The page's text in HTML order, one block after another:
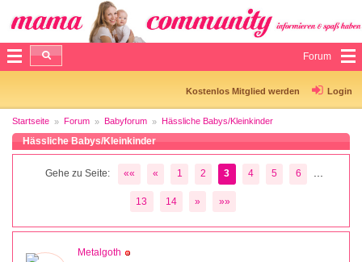
Forum
Kostenlos Mitglied werden Login
Startseite Forum Babyforum Hässliche Babys/Kleinkinder
Hässliche Babys/Kleinkinder
Gehe zu Seite: «« « 1 2 3 4 5 6
13 14 » »»
Metalgoth